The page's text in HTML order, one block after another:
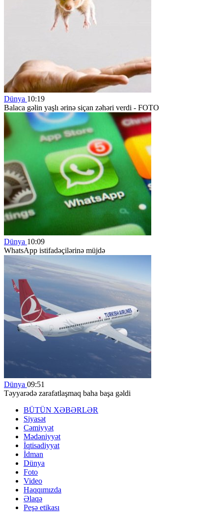
Dünya 10:19
Balaca gəlin yaşlı ərinə siçan zəhəri verdi - FOTO
Dünya 10:09
WhatsApp istifadəçilərinə müjdə
Dünya 09:51
Təyyarədə zarafatlaşmaq baha başa gəldi
BÜTÜN XƏBƏRLƏR
Siyasət
Cəmiyyət
Mədəniyyət
İqtisadiyyat
İdman
Dünya
Foto
Video
Haqqımızda
Əlaqə
Peşə etikası